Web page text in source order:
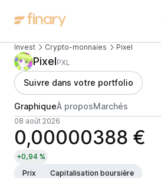
Invest Crypto-monnaies Pixel
PixelPXL
Suivre dans votre portfolio
GraphiqueÀ proposMarchés
08 août 2026
0,00000388 €
+0,94 %
Prix
Capitalisation boursière